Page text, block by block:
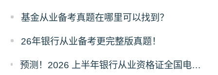
基金从业备考真题在哪里可以找到？
26年银行从业备考更完整版真题！
预测！2026 上半年银行从业资格证全国电子证书什么时候开通下载？